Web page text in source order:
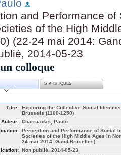
and Performance
of the High
(22-24 mai 2014:
2014-05-23
colloque
STATISTIQUES
Titre: Exploring the Collective Social
Brussels (1100-1250)
Auteur: Charruadas, Paulo
Perception and Performance of Social
Societies of the High Middle Ages in
24 mai 2014: Gand-Bruxelles)
Non publié, 2014-05-23